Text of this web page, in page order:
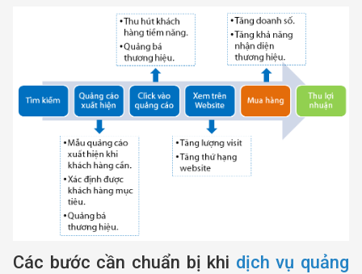
Các bước cần chuẩn bị khi dịch vụ quảng